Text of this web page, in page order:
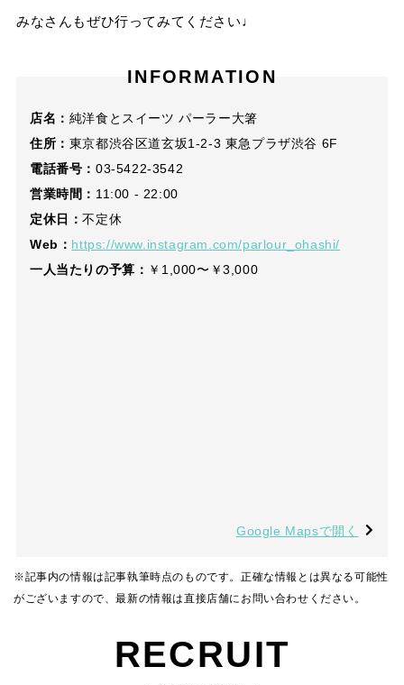
みなさんもぜひ行ってみてください♩
INFORMATION
店名： 純洋食とスイーツ パーラー大箸
住所： 東京都渋谷区道玄坂1-2-3 東急プラザ渋谷 6F
電話番号： 03-5422-3542
営業時間： 11:00 - 22:00
定休日：不定休
Web： https://www.instagram.com/parlour_ohashi/
一人当たりの予算： ￥1,000〜￥3,000
Google Mapsで開く
※記事内の情報は記事執筆時点のものです。正確な情報とは異なる可能性
がございますので、最新の情報は直接店舗にお問い合わせください。
RECRUIT